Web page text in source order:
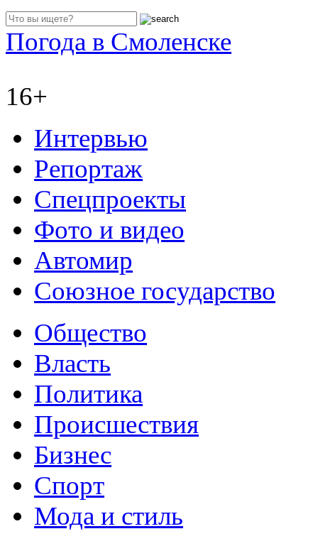
Погода в Смоленске
16+
Интервью
Репортаж
Спецпроекты
Фото и видео
Автомир
Союзное государство
Общество
Власть
Политика
Происшествия
Бизнес
Спорт
Мода и стиль